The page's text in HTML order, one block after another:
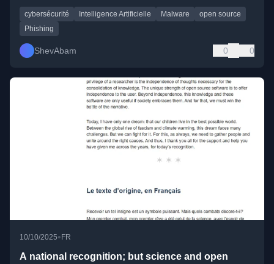
cybersécurité Intelligence Artificielle Malware
open source
Phishing
ShevAbam 0 0
10/10/2025• FR
A national recognition; but science and open